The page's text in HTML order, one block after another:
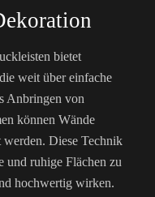
bietet
weit über einfache
Anbringen von
können Wände
Diese Technik
und ruhige Flächen zu
hochwertig wirken.